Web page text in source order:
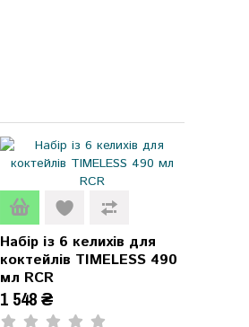
Набір із 6 келихів для
коктейлів TIMELESS 490
мл RCR
1 548 ₴